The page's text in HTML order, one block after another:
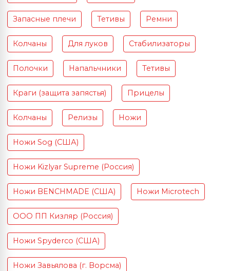
Запасные плечи Тетивы Ремни
Колчаны Для луков Стабилизаторы
Полочки Напальчники Тетивы
Краги (защита запястья) Прицелы
Колчаны Релизы Ножи
Ножи Sog (США)
Ножи Kizlyar Supreme (Россия)
Ножи BENCHMADE (США) Ножи Microtech
ООО ПП Кизляр (Россия)
Ножи Spyderco (США)
Ножи Завьялова (г. Ворсма)